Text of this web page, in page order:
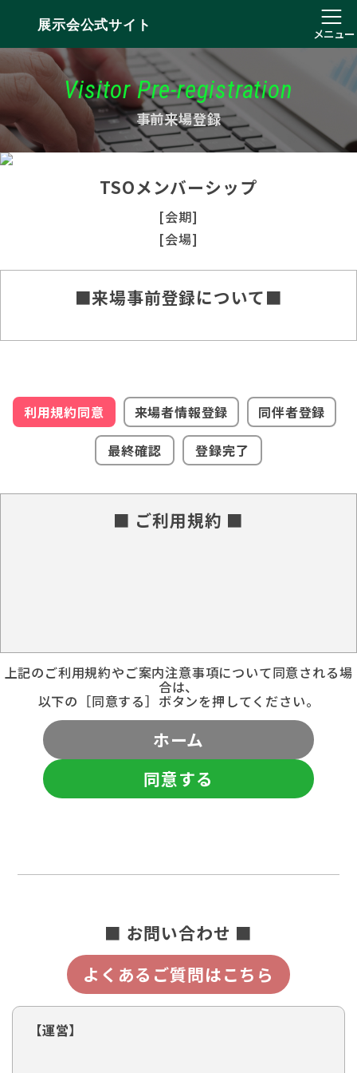
展示会公式サイト
メニュー
Visitor Pre-registration
事前来場登録
TSOメンバーシップ
[会期]
[会場]
■来場事前登録について■
利用規約同意 来場者情報登録
同伴者登録
最終確認
登録完了
■ ご利用規約 ■
上記のご利用規約やご案内注意事項について同意される場
合は、
以下の［同意する］ボタンを押してください。
ホーム
同意する
■ お問い合わせ ■
よくあるご質問はこちら
【運営】